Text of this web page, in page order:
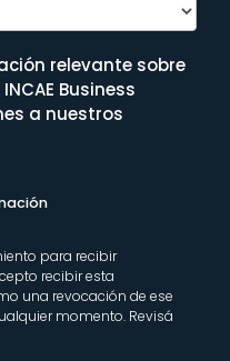
relevante sobre
Business
a nuestros
para recibir
recibir esta
una revocación de ese
momento. Revisá